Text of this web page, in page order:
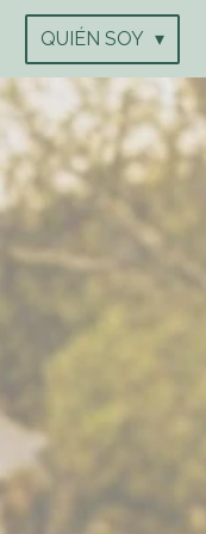
QUIÉN SOY